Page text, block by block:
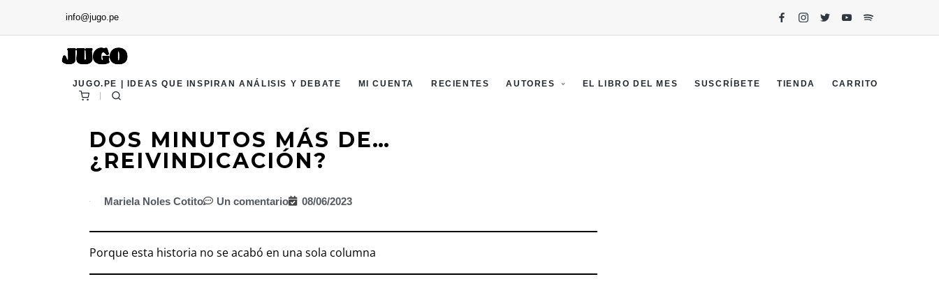
info@jugo.pe
JUGO.PE | IDEAS QUE INSPIRAN ANÁLISIS Y DEBATE MI CUENTA RECIENTES AUTORES EL LIBRO DEL MES SUSCRÍBETE TIENDA CARRITO
DOS MINUTOS MÁS DE…
¿REIVINDICACIÓN?
Mariela Noles Cotito Un comentario 08/06/2023
Porque esta historia no se acabó en una sola columna